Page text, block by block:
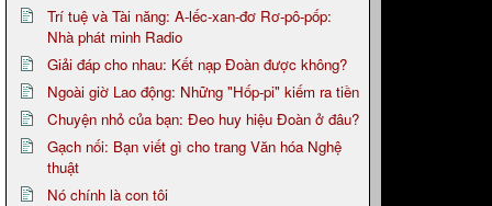
Trí tuệ và Tài năng: A-lếc-xan-đơ Rơ-pô-pốp:
Nhà phát minh Radio
Giải đáp cho nhau: Kết nạp Đoàn được không?
Ngoài giờ Lao động: Những "Hốp-pi" kiếm ra tiền
Chuyện nhỏ của bạn: Đeo huy hiệu Đoàn ở đâu?
Gạch nối: Bạn viết gì cho trang Văn hóa Nghệ
thuật
Nó chính là con tôi